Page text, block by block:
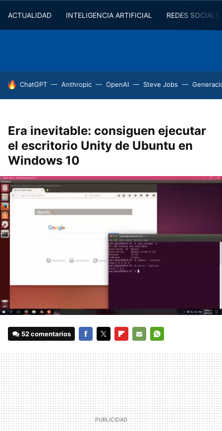
ACTUALIDAD INTELIGENCIA ARTIFICIAL REDES
HOY SE HABLA DE
ChatGPT Anthropic OpenAI Steve Jobs
Era inevitable: consiguen ejecutar
el escritorio Unity de Ubuntu en
Windows 10
52 comentarios
MAIL